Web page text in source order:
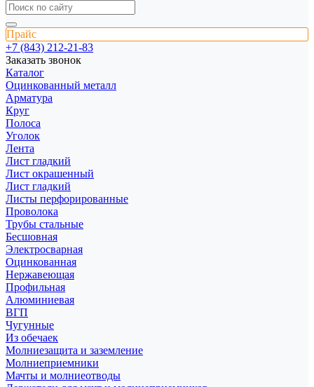
Прайс
+7 (843) 212-21-83
Заказать звонок
Каталог
Оцинкованный металл
Арматура
Круг
Полоса
Уголок
Лента
Лист гладкий
Лист окрашенный
Лист гладкий
Листы перфорированные
Проволока
Трубы стальные
Бесшовная
Электросварная
Оцинкованная
Нержавеющая
Профильная
Алюминиевая
ВГП
Чугунные
Из обечаек
Молниезащита и заземление
Молниеприемники
Мачты и молниеотводы